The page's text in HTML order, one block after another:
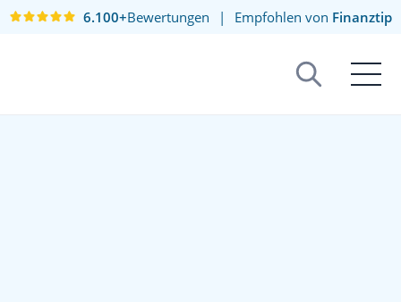
6.100+Bewertungen | Empfohlen von Finanztip